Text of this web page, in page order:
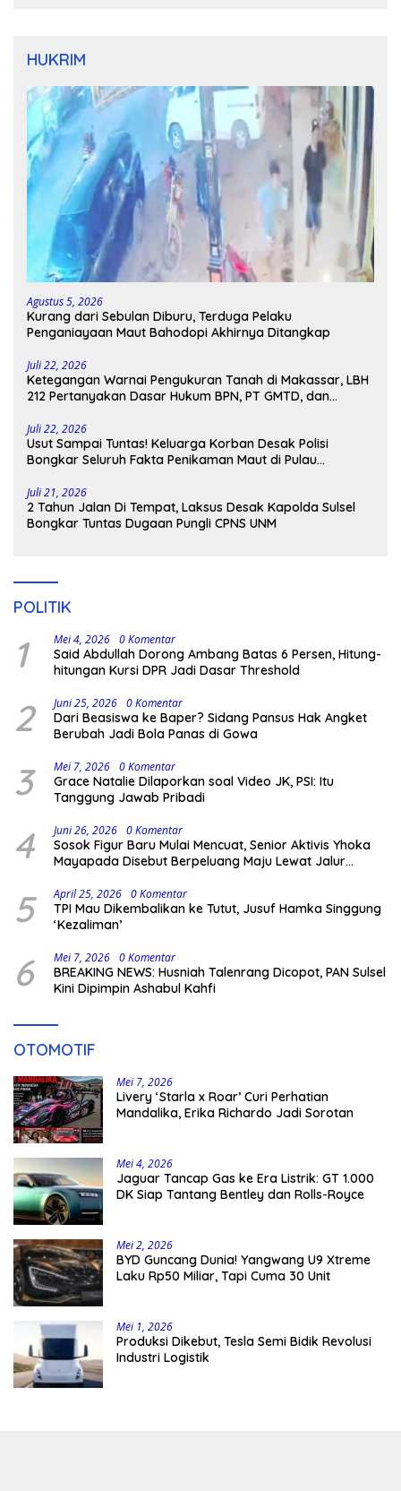
HUKRIM
Agustus 5, 2026
Kurang dari Sebulan Diburu, Terduga Pelaku
Penganiayaan Maut Bahodopi Akhirnya Ditangkap
Juli 22, 2026
Ketegangan Warnai Pengukuran Tanah di Makassar, LBH
212 Pertanyakan Dasar Hukum BPN, PT GMTD, dan
Juli 22, 2026
Usut Sampai Tuntas! Keluarga Korban Desak Polisi
Bongkar Seluruh Fakta Penikaman Maut di Pulau
Juli 21, 2026
2 Tahun Jalan Di Tempat, Laksus Desak Kapolda Sulsel
Bongkar Tuntas Dugaan Pungli CPNS UNM
POLITIK
1 Mei 4, 2026 0 Komentar
Said Abdullah Dorong Ambang Batas 6 Persen, Hitung-
hitungan Kursi DPR Jadi Dasar Threshold
2 Juni 25, 2026 0 Komentar
Dari Beasiswa ke Baper? Sidang Pansus Hak Angket
Berubah Jadi Bola Panas di Gowa
3 Mei 7, 2026 0 Komentar
Grace Natalie Dilaporkan soal Video JK, PSI: Itu
Tanggung Jawab Pribadi
4 Juni 26, 2026 0 Komentar
Sosok Figur Baru Mulai Mencuat, Senior Aktivis Yhoka
Mayapada Disebut Berpeluang Maju Lewat Jalur
5 April 25, 2026 0 Komentar
TPI Mau Dikembalikan ke Tutut, Jusuf Hamka Singgung
‘Kezaliman’
6 Mei 7, 2026 0 Komentar
BREAKING NEWS: Husniah Talenrang Dicopot, PAN Sulsel
Kini Dipimpin Ashabul Kahfi
OTOMOTIF
Mei 7, 2026
Livery ‘Starla x Roar’ Curi Perhatian
Mandalika, Erika Richardo Jadi Sorotan
Mei 4, 2026
Jaguar Tancap Gas ke Era Listrik: GT 1.000
DK Siap Tantang Bentley dan Rolls-Royce
Mei 2, 2026
BYD Guncang Dunia! Yangwang U9 Xtreme
Laku Rp50 Miliar, Tapi Cuma 30 Unit
Mei 1, 2026
Produksi Dikebut, Tesla Semi Bidik Revolusi
Industri Logistik